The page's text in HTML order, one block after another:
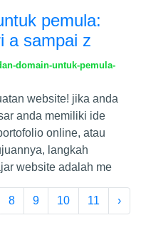
pemula:
a sampai z
domain-untuk-pemula-
website! jika anda
anda memiliki ide
online, atau
langkah
website adalah me
8 9 10 11 ›